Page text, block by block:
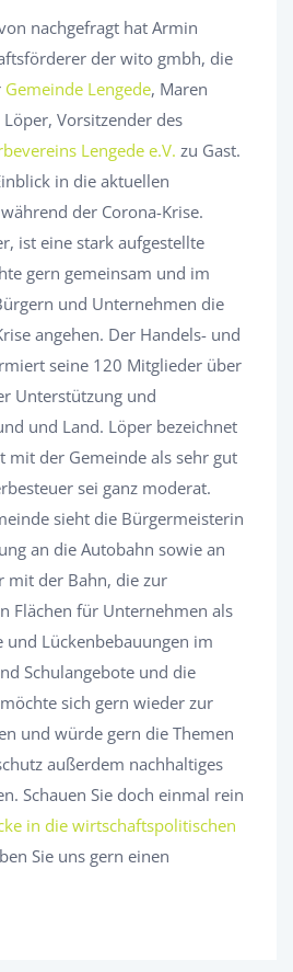
nachgefragt hat Armin
der wito gmbh, die
Gemeinde Lengede, Maren
Vorsitzender des
Lengede e.V. zu Gast.
in die aktuellen
der Corona-Krise.
ist eine stark aufgestellte
gern gemeinsam und im
und Unternehmen die
angehen. Der Handels- und
seine 120 Mitglieder über
Unterstützung und
und Land. Löper bezeichnet
mit der Gemeinde als sehr gut
sei ganz moderat.
sieht die Bürgermeisterin
an die Autobahn sowie an
mit der Bahn, die zur
Flächen für Unternehmen als
und Lückenbebauungen im
Schulangebote und die
sich gern wieder zur
und würde gern die Themen
außerdem nachhaltiges
Schauen Sie doch einmal rein
in die wirtschaftspolitischen
Sie uns gern einen